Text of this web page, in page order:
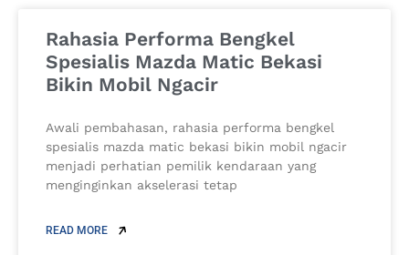
Rahasia Performa Bengkel
Spesialis Mazda Matic Bekasi
Bikin Mobil Ngacir
Awali pembahasan, rahasia performa bengkel
spesialis mazda matic bekasi bikin mobil ngacir
menjadi perhatian pemilik kendaraan yang
menginginkan akselerasi tetap
READ MORE